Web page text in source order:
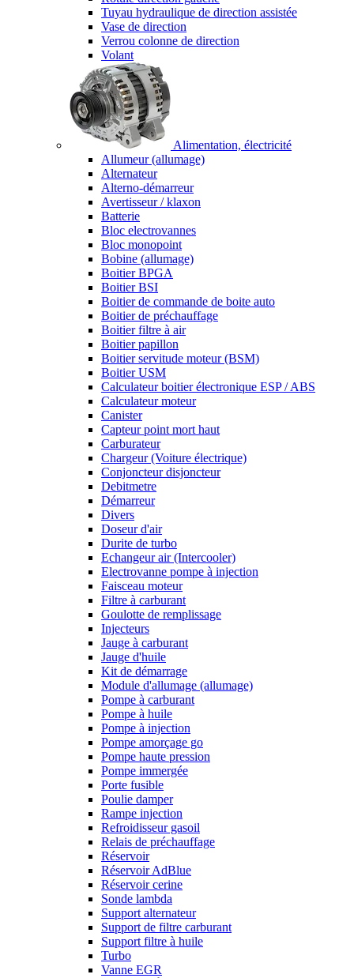
Tuyau hydraulique de direction assistée
Vase de direction
Verrou colonne de direction
Volant
Alimentation, électricité
Allumeur (allumage)
Alternateur
Alterno-démarreur
Avertisseur / klaxon
Batterie
Bloc electrovannes
Bloc monopoint
Bobine (allumage)
Boitier BPGA
Boitier BSI
Boitier de commande de boite auto
Boitier de préchauffage
Boitier filtre à air
Boitier papillon
Boitier servitude moteur (BSM)
Boitier USM
Calculateur boitier électronique ESP / ABS
Calculateur moteur
Canister
Capteur point mort haut
Carburateur
Chargeur (Voiture électrique)
Conjoncteur disjoncteur
Debitmetre
Démarreur
Divers
Doseur d'air
Durite de turbo
Echangeur air (Intercooler)
Electrovanne pompe à injection
Faisceau moteur
Filtre à carburant
Goulotte de remplissage
Injecteurs
Jauge à carburant
Jauge d'huile
Kit de démarrage
Module d'allumage (allumage)
Pompe à carburant
Pompe à huile
Pompe à injection
Pompe amorçage go
Pompe haute pression
Pompe immergée
Porte fusible
Poulie damper
Rampe injection
Refroidisseur gasoil
Relais de préchauffage
Réservoir
Réservoir AdBlue
Réservoir cerine
Sonde lambda
Support alternateur
Support de filtre carburant
Support filtre à huile
Turbo
Vanne EGR